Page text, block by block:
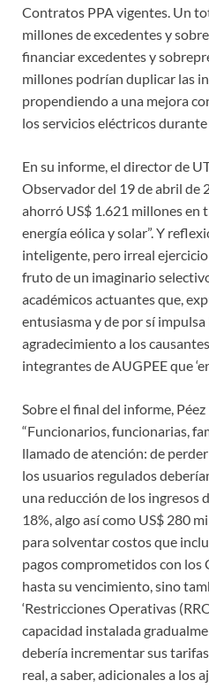
Contratos PPA vigentes. Un
millones de excedentes y
financiar excedentes y
millones podrían duplicar las
propendiendo a una mejora
los servicios eléctricos
En su informe, el director de
Observador del 19 de abril de
ahorró US$ 1.621 millones en
energía eólica y solar”. Y
inteligente, pero irreal
fruto de un imaginario
académicos actuantes que,
entusiasma y de por sí
agradecimiento a los
integrantes de AUGPEE que
Sobre el final del informe,
“Funcionarios, funcionarias,
llamado de atención: de
los usuarios regulados
una reducción de los ingresos
18%, algo así como US$ 280
para solventar costos que
pagos comprometidos con los
hasta su vencimiento, sino
‘Restricciones Operativas
capacidad instalada
debería incrementar sus
real, a saber, adicionales a los